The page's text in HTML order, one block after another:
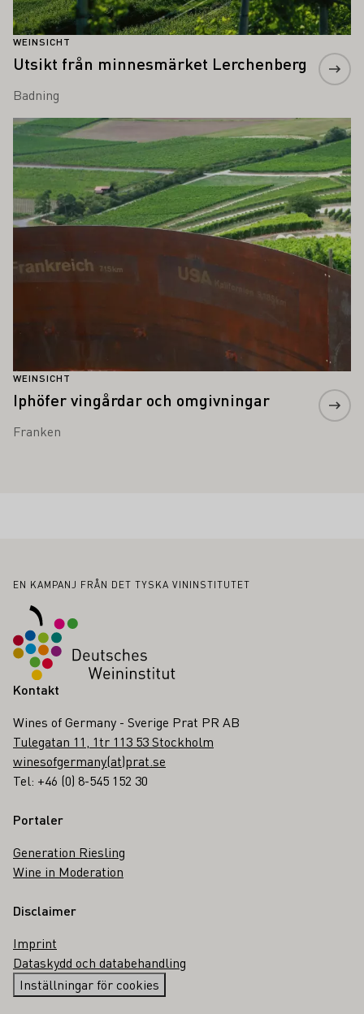
WEINSICHT
Utsikt från minnesmärket Lerchenberg
Badning
WEINSICHT
Iphöfer vingårdar och omgivningar
Franken
Läs mer om detta
Sidfot
EN KAMPANJ FRÅN DET TYSKA VININSTITUTET
Kontakt
Wines of Germany - Sverige Prat PR AB
Tulegatan 11, 1tr 113 53 Stockholm
winesofgermany(at)prat.se
Tel: +46 (0) 8-545 152 30
Portaler
Generation Riesling
Wine in Moderation
Disclaimer
Imprint
Dataskydd och databehandling
Inställningar för cookies